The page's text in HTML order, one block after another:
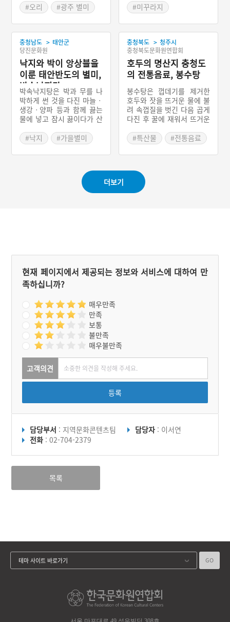
#오리
#광주 별미
에는 ‘추탕’이 유명하였다.
특히 인천 추탕은 백여 년
전 인천 개항장의 외식(外
食)으로 인기를 얻었던 인천
의 대표적인 음식이었다. 그
러나 태평양전쟁과 한국전
쟁, 근대화를 거치는 과정에
서 인천 추탕의 명맥은 잊혀
졌다. 연락골 추어탕은 개항
장의 화려했던 추탕과는 많
이 다른 인천농민들의 소박
한 음식이지만, 추탕이 인천
의 대표 음식이었다는 기억
을 소환하고 명맥을 이었다
는 점에서 의미가 있는 음식
이다.
#미꾸라지
#추어탕
충청남도 > 태안군
당진문화원
낙지와 박이 앙상블을
이룬 태안반도의 별미,
박속낙지탕
박속낙지탕은 박과 무를 나
박하게 썬 것을 다진 마늘ㆍ
생강ㆍ양파 등과 함께 끓는
물에 넣고 잠시 끓이다가 산
등을 넣어 익인 충청남도 태
안반도 지역의 향토음식이
다. 낙지와 박을 건져내 먹
면이나 수제비 반죽 등을 넣
어 끓여 먹는다. 예로부터
갯벌낙지의 주산지였던 태
#낙지
#가을별미
충청북도 > 청주시
충청북도문화원연합회
호두의 명산지 충청도
의 전통음료, 봉수탕
봉수탕은 껍데기를 제거한
호두와 잣을 뜨거운 물에 불
려 속껍질을 벗긴 다음 곱게
다진 후 꿀에 재워서 뜨거운
의 전통음료이다. 봉수탕은
조선 중기 이후 반가(班家)
를 중심으로 기침과 천식에
(常用)되기 시작하였다. 예
로부터 호두의 명산지였던
충청도 지역에서는 봉수탕
#특산물
#전통음료
더보기
현재 페이지에서 제공되는 정보와 서비스에 대하여 만
족하십니까?
매우만족
만족
보통
불만족
매우불만족
고객의견
등록
담당부서 : 지역문화콘텐츠팀 담당자 : 이서연
전화 : 02-704-2379
목록
테마 사이트 바로가기 GO